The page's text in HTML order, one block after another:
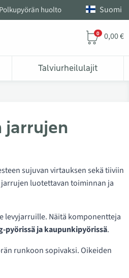
Polkupyörän huolto Suomi
0 0,00 €
Talviurheilulajit
jarrujen
sujuvan virtauksen sekä tiiviin
luotettavan toiminnan ja
levyjarruille. Näitä komponentteja
pyörissä ja kaupunkipyörissä.
runkoon sopivaksi. Oikeiden